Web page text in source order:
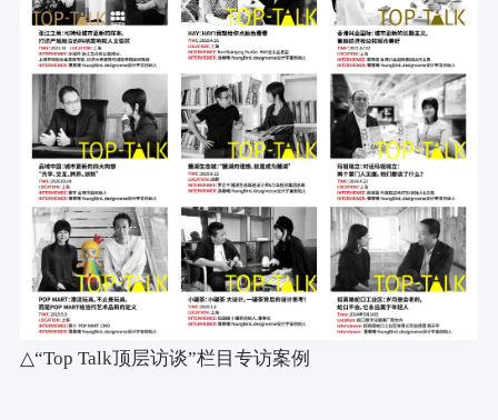
△“Top Talk顶层访谈”栏目专访案例